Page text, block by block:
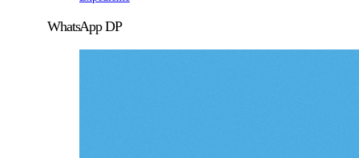
WhatsApp DP